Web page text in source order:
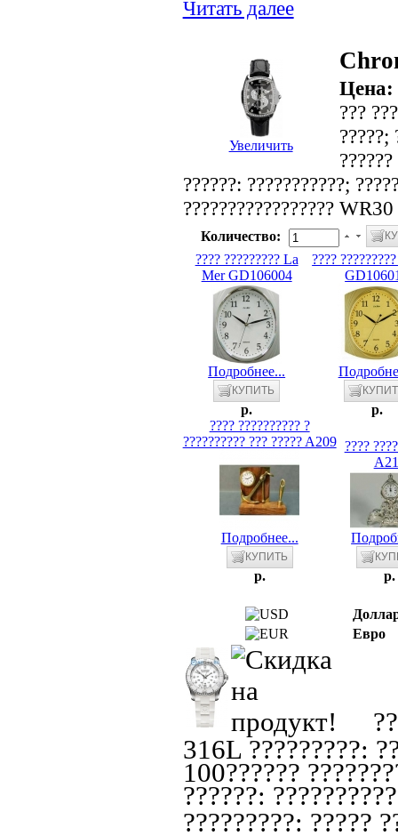
Читать далее
Увеличить
Цена:
???
?????;
??????: ???????????;
?????????????????
Количество:
???? ????????? La
Mer GD106004
Подробнее...
p.
????
p.
???? ?????????? ?
?????????? ??? ????? A209
Подробнее...
p.
????
p.
Евро
316L ?????????:
100??????
??????:
?????????: ?????